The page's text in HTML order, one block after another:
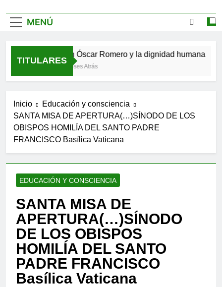
MENÚ
TITULARES
San Óscar Romero y la dignidad humana
5 Meses Atrás
Inicio
Educación y consciencia
SANTA MISA DE APERTURA(…)SÍNODO DE LOS
OBISPOS HOMILÍA DEL SANTO PADRE
FRANCISCO Basílica Vaticana
EDUCACIÓN Y CONSCIENCIA
SANTA MISA DE
APERTURA(…)SÍNODO
DE LOS OBISPOS
HOMILÍA DEL SANTO
PADRE FRANCISCO
Basílica Vaticana